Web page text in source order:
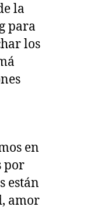
la
para
los
en
por
están
amor